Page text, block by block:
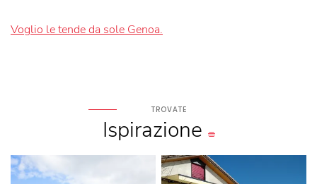
Voglio le tende da sole Genoa.
TROVATE
Ispirazione